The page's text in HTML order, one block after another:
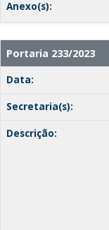
Anexo(s):
Portaria 233/2023
Data:
Secretaria(s):
Descrição: